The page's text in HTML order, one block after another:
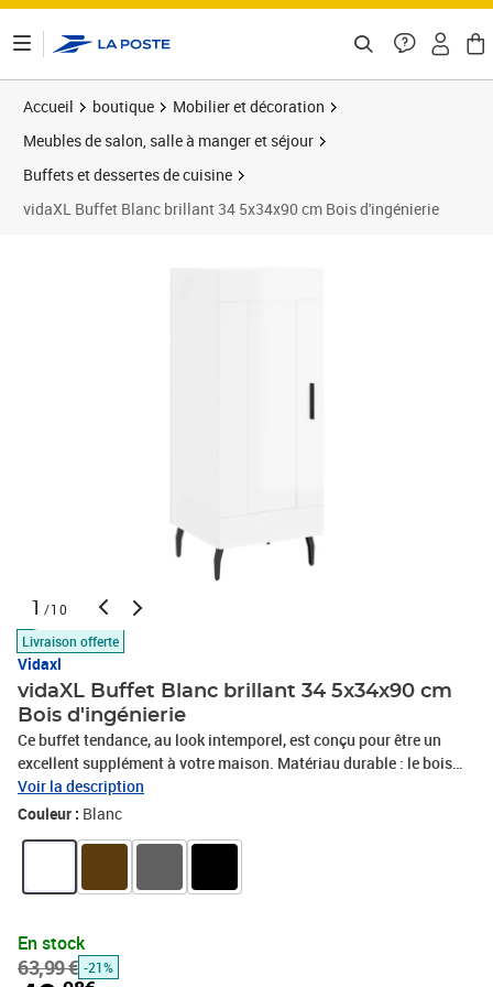
Accueil boutique
Mobilier et décoration
Meubles de salon, salle à manger et séjour
Buffets et dessertes de cuisine
vidaXL Buffet Blanc brillant 34 5x34x90 cm Bois d'ingénierie
1 /10
Livraison offerte
Vidaxl
vidaXL Buffet Blanc brillant 34 5x34x90 cm
Bois d'ingénierie
Ce buffet tendance, au look intemporel, est conçu pour être un
excellent supplément à votre maison. Matériau durable : le bois
d'ingénierie est d'une qualité exceptionnelle avec une surface lisse
et présente également résistance, stabilité et résistance à
et facilement accessibles.Fonction d'exposition : le haut de
encadrées et d'autres objets décoratifs.Porte pratique : gardez vos
essentiels à l'abri de la poussière en les cachant derrière la porte.
Voir la description
Couleur : Blanc
En stock
63,99 € -21%